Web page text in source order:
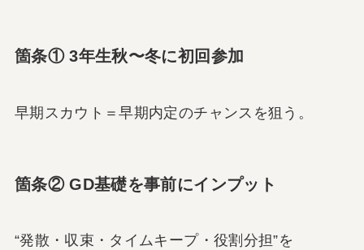
箇条① 3年生秋〜冬に初回参加
早期スカウト＝早期内定のチャンスを狙う。
箇条② GD基礎を事前にインプット
“発散・収束・タイムキープ・役割分担”を